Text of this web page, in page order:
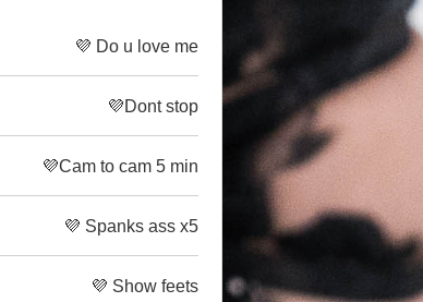
Do u love me 💜
Dont stop💜
Cam to cam 5 min💜
Spanks ass x5 💜
Show feets 💜